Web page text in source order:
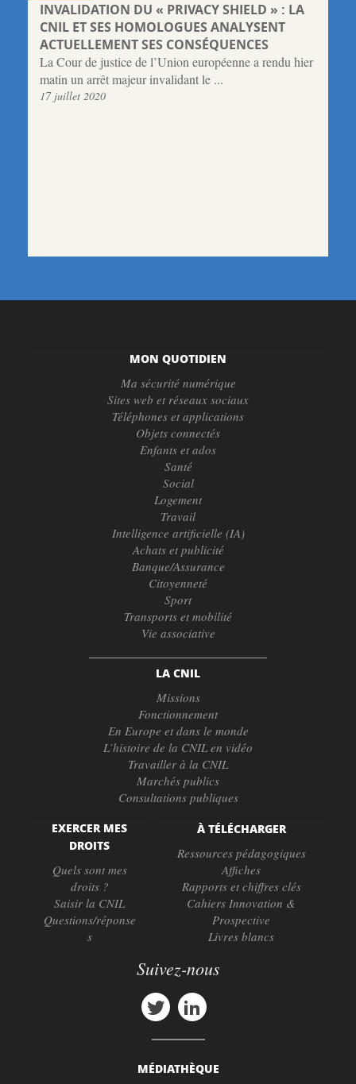
INVALIDATION DU « PRIVACY SHIELD » : LA
CNIL ET SES HOMOLOGUES ANALYSENT
ACTUELLEMENT SES CONSÉQUENCES
La Cour de justice de l’Union européenne a rendu hier
matin un arrêt majeur invalidant le ...
17 juillet 2020
MON QUOTIDIEN
Ma sécurité numérique
Sites web et réseaux sociaux
Téléphones et applications
Objets connectés
Enfants et ados
Santé
Social
Logement
Travail
Intelligence artificielle (IA)
Achats et publicité
Banque/Assurance
Citoyenneté
Sport
Transports et mobilité
Vie associative
LA CNIL
Missions
Fonctionnement
En Europe et dans le monde
L’histoire de la CNIL en vidéo
Travailler à la CNIL
Marchés publics
Consultations publiques
EXERCER MES
DROITS
Quels sont mes
droits ?
Saisir la CNIL
Questions/réponse
s
À TÉLÉCHARGER
Ressources pédagogiques
Affiches
Rapports et chiffres clés
Cahiers Innovation &
Prospective
Livres blancs
Suivez-nous
MÉDIATHÈQUE